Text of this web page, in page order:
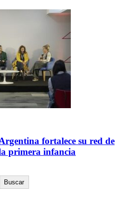
fortalece su red de
primera infancia
Buscar